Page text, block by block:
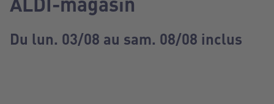
Du lun. 03/08 au sam. 08/08 inclus